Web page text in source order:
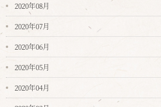
2020年08月
2020年07月
2020年06月
2020年05月
2020年04月